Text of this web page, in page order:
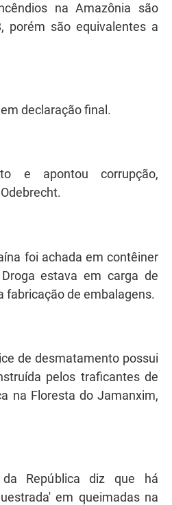
na Amazônia são
porém são equivalentes a
declaração final.
e apontou corrupção,
Odebrecht.
foi achada em contêiner
estava em carga de
fabricação de embalagens.
de desmatamento possui
pelos traficantes de
na Floresta do Jamanxim,
da República diz que há
em queimadas na